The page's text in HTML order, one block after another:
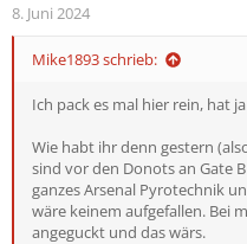
8. Juni 2024
Mike1893 schrieb:
Ich pack es mal hier rein, hat
Wie habt ihr denn gestern
sind vor den Donots an Gate
ganzes Arsenal Pyrotechnik
wäre keinem aufgefallen. Bei
angeguckt und das wärs.